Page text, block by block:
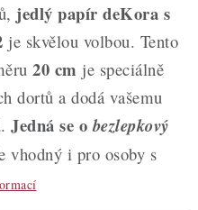
jedlý papír deKora s
je skvělou volbou. Tento
20 cm je speciálně
dortů a dodá vašemu
Jedná se obezlepkový
vhodný i pro osoby s